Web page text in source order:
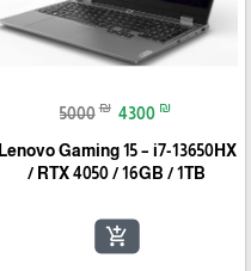
5000 ₪ 4300 ₪
Lenovo Gaming 15 – i7-13650HX
/ RTX 4050 / 16GB / 1TB
add_shopping_cart